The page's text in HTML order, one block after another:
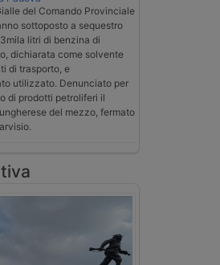
del Comando Provinciale
sottoposto a sequestro
litri di benzina di
dichiarata come solvente
di trasporto, e
utilizzato. Denunciato per
di prodotti petroliferi il
del mezzo, fermato